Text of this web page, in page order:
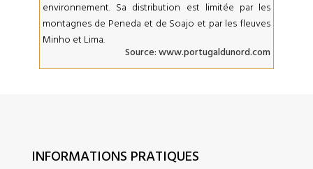
environnement. Sa distribution est limitée par les
montagnes de Peneda et de Soajo et par les fleuves
Minho et Lima.
Source:www.portugaldunord.com
INFORMATIONS PRATIQUES